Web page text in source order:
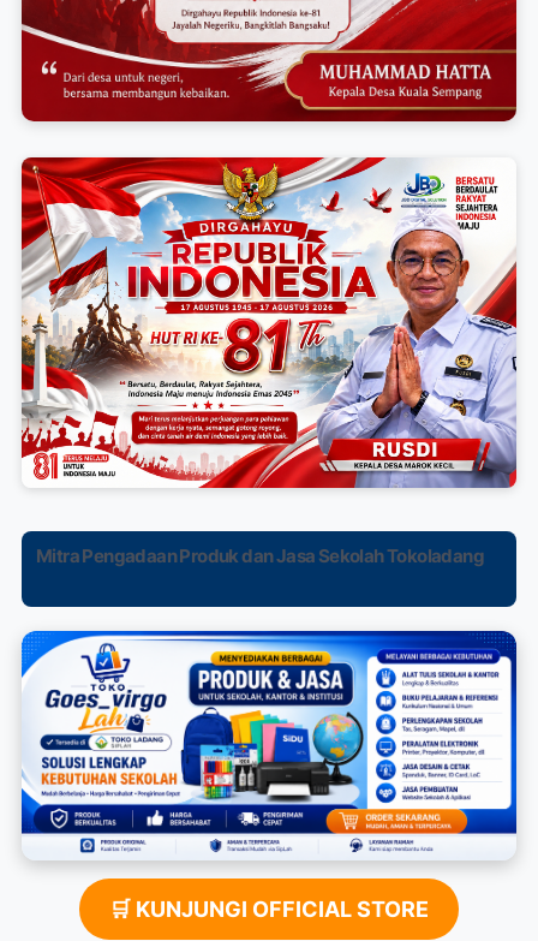
Mitra Pengadaan Produk dan Jasa Sekolah Tokoladang
🛒 KUNJUNGI OFFICIAL STORE